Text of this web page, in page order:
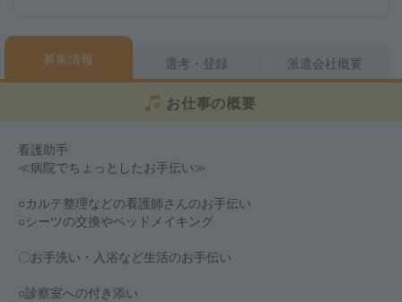
募集情報 選考・登録 派遣会社概要
お仕事の概要
看護助手
≪病院でちょっとしたお手伝い≫
○カルテ整理などの看護師さんのお手伝い
○シーツの交換やベッドメイキング
〇お手洗い・入浴など生活のお手伝い
○診察室への付き添い